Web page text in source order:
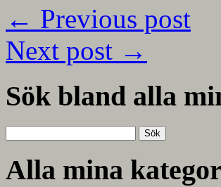
← Previous post
Next post →
Sök bland alla
efter:
Alla mina